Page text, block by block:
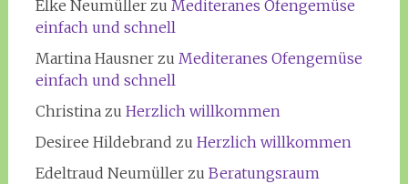
Elke Neumüllerzu Mediteranes Ofengemüse
einfach und schnell
Martina Hausnerzu Mediteranes Ofengemüse
einfach und schnell
Christinazu Herzlich willkommen
Desiree Hildebrand zu Herzlich willkommen
Edeltraud Neumüllerzu Beratungsraum